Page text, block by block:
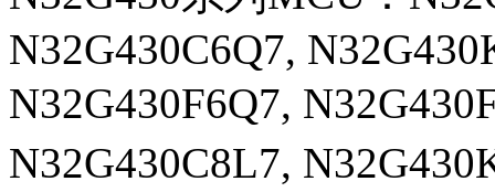
N32G430C6Q7,
N32G430F6Q7,
N32G430C8L7,